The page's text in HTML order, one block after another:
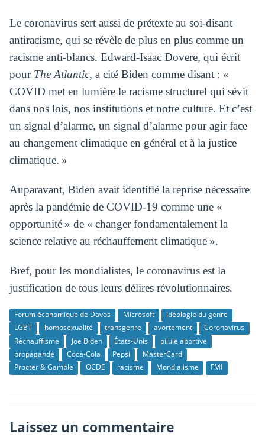
Le coronavirus sert aussi de prétexte au soi-disant
antiracisme, qui se révèle de plus en plus comme un
racisme anti-blancs. Edward-Isaac Dovere, qui écrit
pour The Atlantic, a cité Biden comme disant : «
COVID met en lumière le racisme structurel qui sévit
dans nos lois, nos institutions et notre culture. Et c’est
un signal d’alarme, un signal d’alarme pour agir face
au changement climatique en général et à la justice
climatique. »
Auparavant, Biden avait identifié la reprise nécessaire
après la pandémie de COVID-19 comme une «
opportunité » de « changer fondamentalement la
science relative au réchauffement climatique ».
Bref, pour les mondialistes, le coronavirus est la
justification de tous leurs délires révolutionnaires.
Forum économique de Davos Microsoft
idéologie du genre
LGBT
homosexualité transgenre avortement
Coronavirus
Réchauffisme
Joe Biden États-Unis
pilule abortive
propagande
Coca-Cola Pepsi
MasterCard
Procter & Gamble
OCDE racisme Mondialisme FMI
Laissez un commentaire